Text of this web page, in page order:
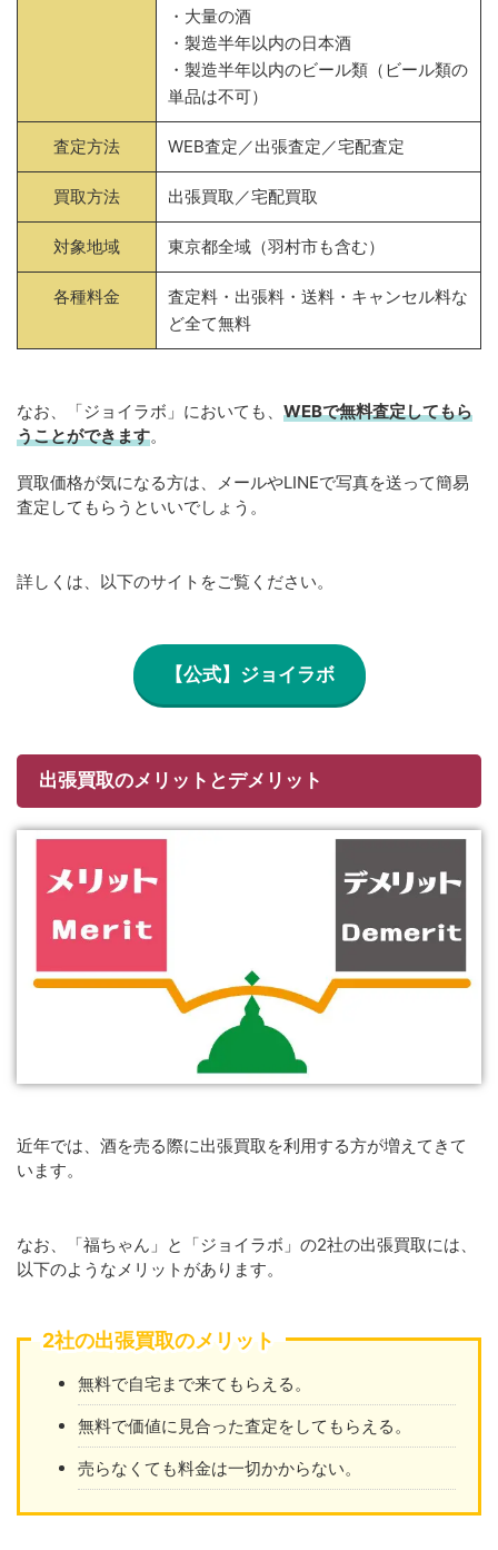
・大量の酒
・製造半年以内の日本酒
・製造半年以内のビール類（ビール類の
単品は不可）
査定方法 WEB査定／出張査定／宅配査定
買取方法 出張買取／宅配買取
対象地域 東京都全域（羽村市も含む）
各種料金
査定料・出張料・送料・キャンセル料な
ど全て無料
なお、「ジョイラボ」においても、 WEBで無料査定してもら
うことができます。
買取価格が気になる方は、メールやLINEで写真を送って簡易
査定してもらうといいでしょう。
詳しくは、以下のサイトをご覧ください。
【公式】ジョイラボ
出張買取のメリットとデメリット
近年では、酒を売る際に出張買取を利用する方が増えてきて
います。
なお、「福ちゃん」と「ジョイラボ」の2社の出張買取には、
以下のようなメリットがあります。
2社の出張買取のメリット
無料で自宅まで来てもらえる。
無料で価値に見合った査定をしてもらえる。
売らなくても料金は一切かからない。